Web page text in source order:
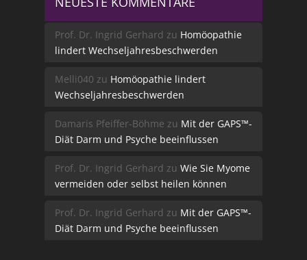
Prof. Dr. Ingrid Gerhard zu Homöopathie
lindert Wechseljahresbeschwerden
Melli040 zu Homöopathie lindert
Wechseljahresbeschwerden
Damaris Pfeiffer-Böhme zu Mit der GAPS™-
Diät Darm und Psyche beeinflussen
Prof. Dr. Ingrid Gerhard zu Wie Sie Myome
vermeiden oder selbst heilen können
Prof. Dr. Ingrid Gerhard zu Mit der GAPS™-
Diät Darm und Psyche beeinflussen